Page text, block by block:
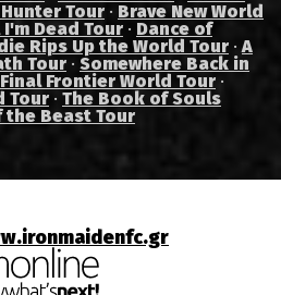
Tour · Brave New World
I'm Dead Tour · Dance of
Rips Up the World Tour ·A
Tour · Somewhere Back in
Frontier World Tour ·
Tour · The Book of Souls
the Beast Tour